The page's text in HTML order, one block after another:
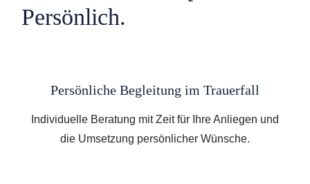
Persönlich.
Persönliche Begleitung im Trauerfall
Individuelle Beratung mit Zeit für Ihre Anliegen und
die Umsetzung persönlicher Wünsche.